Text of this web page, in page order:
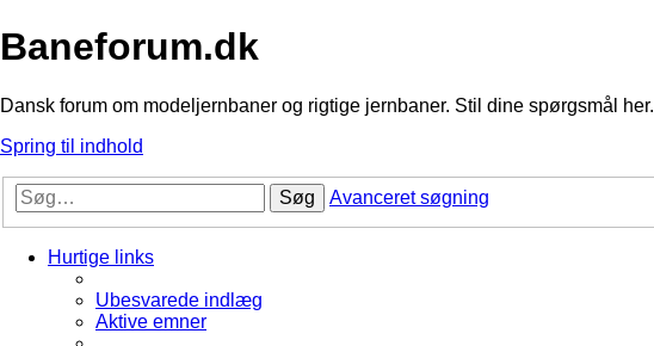
Baneforum.dk
Dansk forum om modeljernbaner og rigtige jernbaner. Stil dine spørgsmål her.
Spring til indhold
Søg Avanceret søgning
Hurtige links
Ubesvarede indlæg
Aktive emner